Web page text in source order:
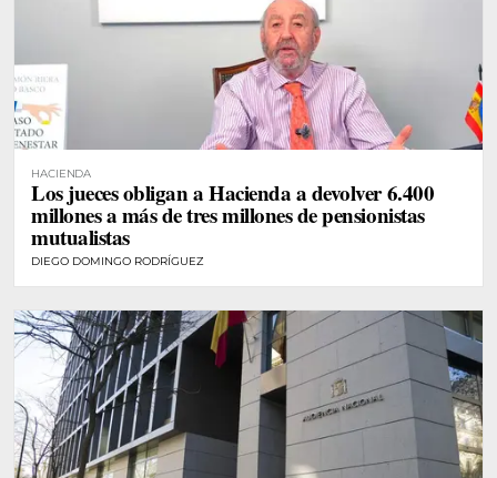
HACIENDA
Los jueces obligan a Hacienda a devolver 6.400
millones a más de tres millones de pensionistas
mutualistas
DIEGO DOMINGO RODRÍGUEZ